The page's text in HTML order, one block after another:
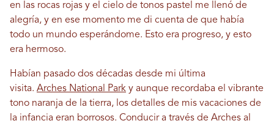
en las rocas rojas y el cielo de tonos pastel me llenó de
alegría, y en ese momento me di cuenta de que había
todo un mundo esperándome. Esto era progreso, y esto
era hermoso.
Habían pasado dos décadas desde mi última
visita. Arches National Park y aunque recordaba el vibrante
tono naranja de la tierra, los detalles de mis vacaciones de
la infancia eran borrosos. Conducir a través de Arches al